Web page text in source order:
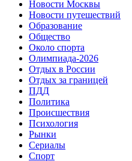
Новости Москвы
Новости путешествий
Образование
Общество
Около спорта
Олимпиада-2026
Отдых в России
Отдых за границей
ПДД
Политика
Происшествия
Психология
Рынки
Сериалы
Спорт